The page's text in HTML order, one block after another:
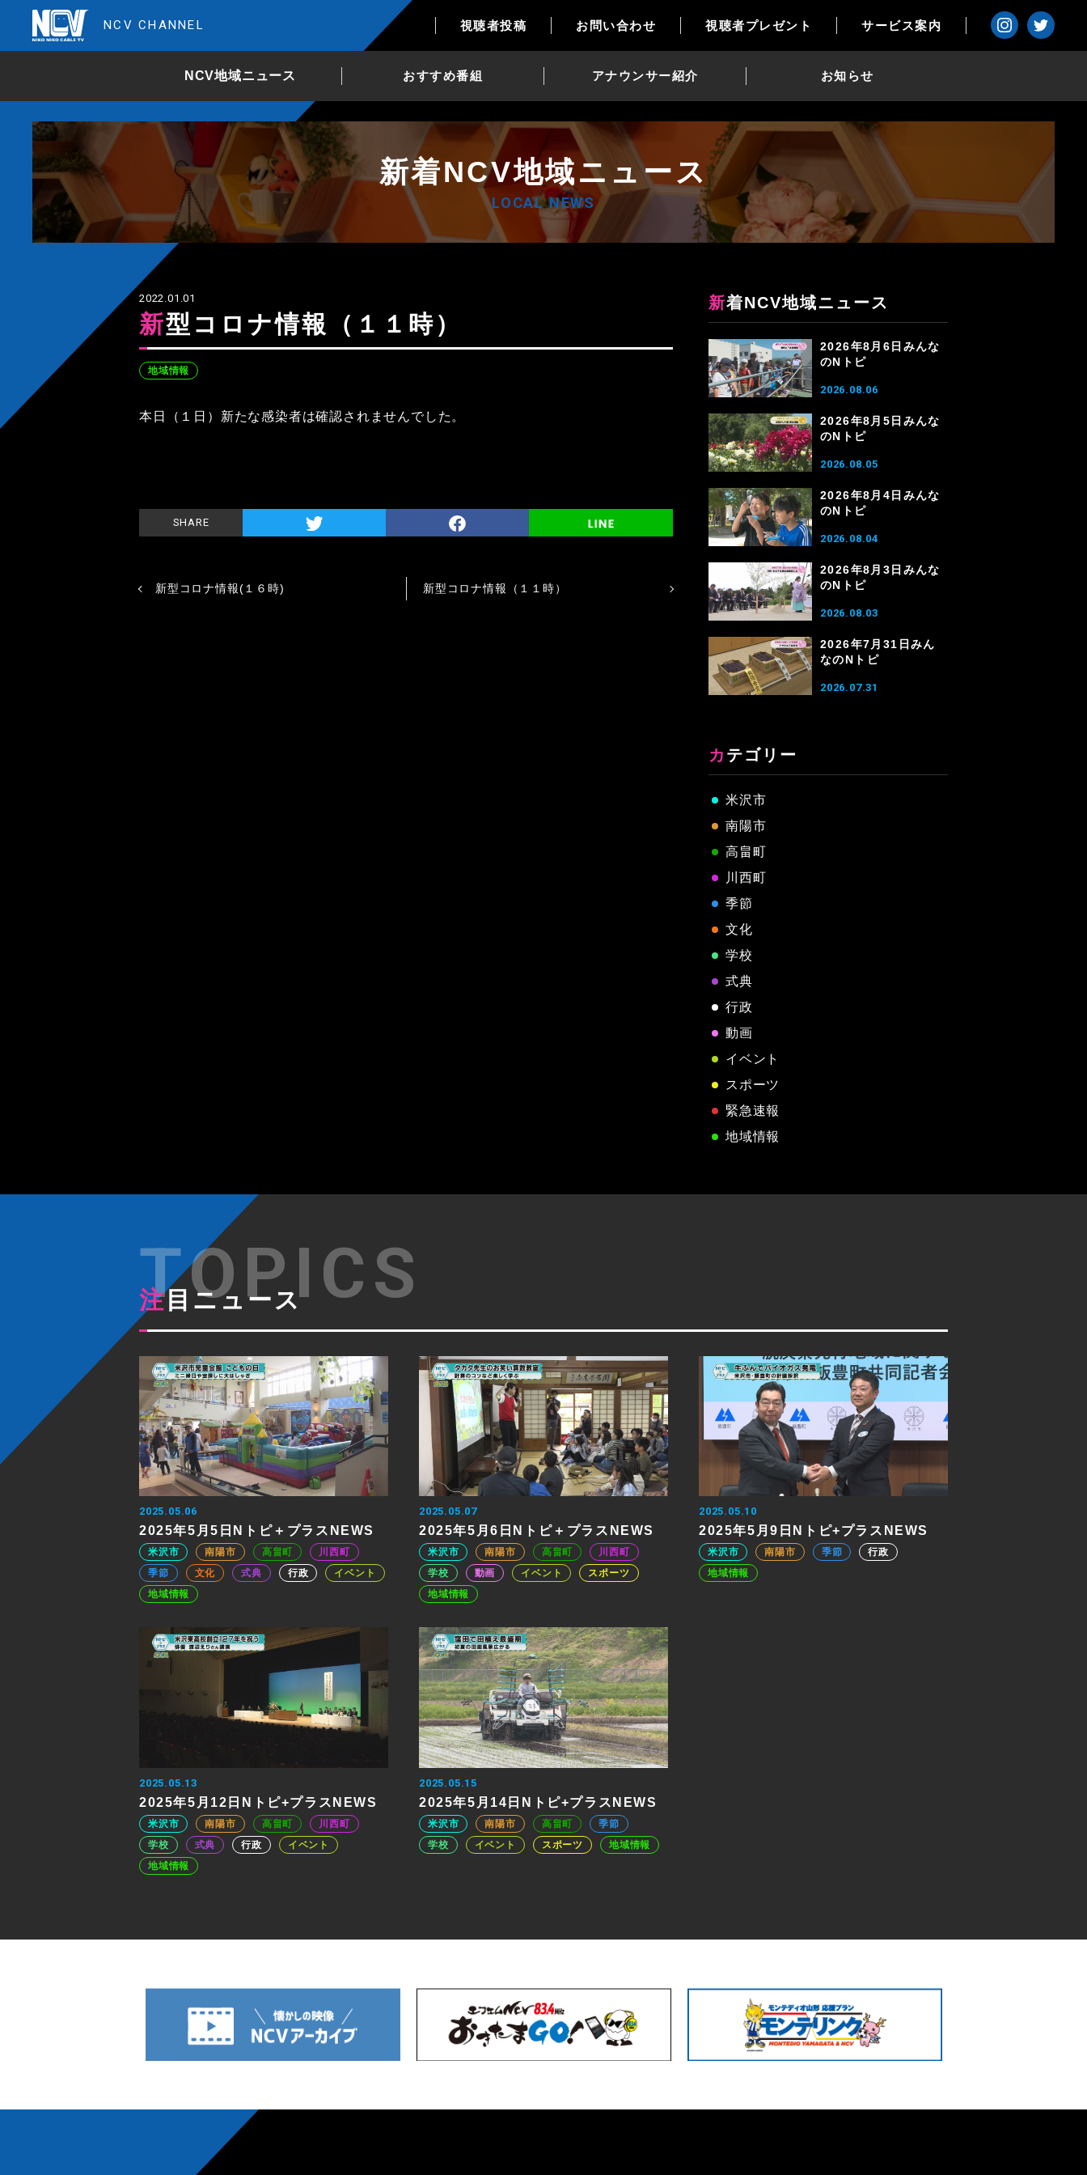
NCV CHANNEL 視聴者投稿 お問い合わせ 視聴者プレゼント サービス案内
NCV地域ニュース おすすめ番組 アナウンサー紹介 お知らせ
新着NCV地域ニュース
LOCAL NEWS
2022.01.01
新型コロナ情報（１１時）
地域情報
本日（１日）新たな感染者は確認されませんでした。
SHARE
新型コロナ情報(１６時) 新型コロナ情報（１１時）
新着NCV地域ニュース
2026年8月6日みんな
のNトピ
2026.08.06
2026年8月5日みんな
のNトピ
2026.08.05
2026年8月4日みんな
のNトピ
2026.08.04
2026年8月3日みんな
のNトピ
2026.08.03
2026年7月31日みん
なのNトピ
2026.07.31
カテゴリー
米沢市
南陽市
高畠町
川西町
季節
文化
学校
式典
行政
動画
イベント
スポーツ
緊急速報
地域情報
注目ニュース
2025.05.06
2025年5月5日Nトピ＋プラスNEWS
米沢市 南陽市 高畠町
川西町
季節
文化 式典 行政
イベント
地域情報
2025.05.07
2025年5月6日Nトピ＋プラスNEWS
米沢市 南陽市 高畠町
川西町
学校
動画 イベント
スポーツ
地域情報
2025.05.10
2025年5月9日Nトピ+プラスNEWS
米沢市 南陽市 季節
行政
地域情報
2025.05.13
2025年5月12日Nトピ+プラスNEWS
米沢市 南陽市 高畠町
川西町
学校
式典 行政
イベント
地域情報
2025.05.15
2025年5月14日Nトピ+プラスNEWS
米沢市 南陽市 高畠町
季節
学校
イベント スポーツ 地域情報